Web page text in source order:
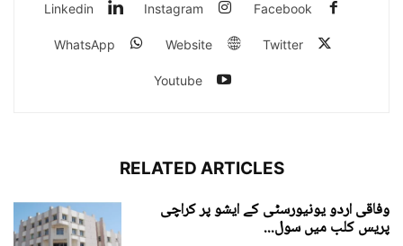
Facebook
Instagram
Linkedin
Twitter
Website
WhatsApp
Youtube
RELATED ARTICLES
وفاقی اردو یونیورسٹی کے ایشو پر کراچی
پریس کلب میں سول...